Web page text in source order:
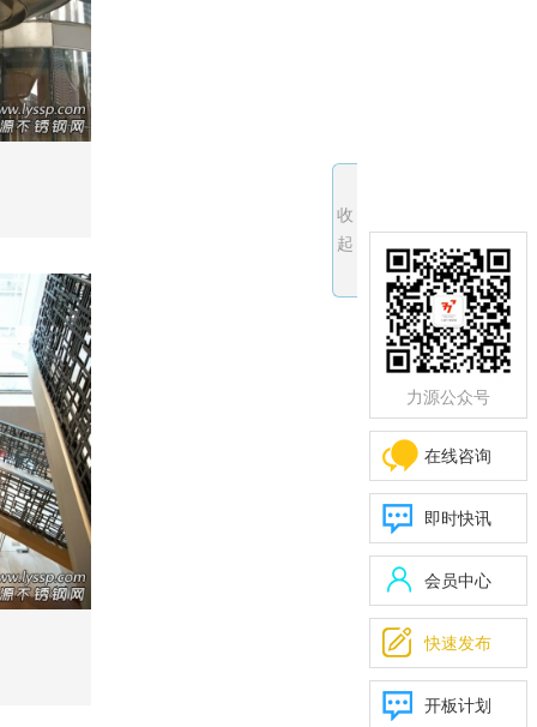
力源公众号
在线咨询
即时快讯
会员中心
 快速发布
开板计划
收
起